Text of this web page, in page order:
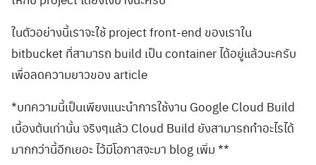
ในตัวอย่างนี้เราจะใช้ project front-end ของเราใน
bitbucket ที่สามารถ build เป็น container ได้อยู่แล้วนะครับ
เพื่อลดความยาวของ article
*บทความนี้เป็นเพียงแนะนำการใช้งาน Google Cloud Build
เบื้องต้นเท่านั้น จริงๆแล้ว Cloud Build ยังสามารถทำอะไรได้
มากกว่านี้อีกเยอะ ไว้มีโอกาสจะมา blog เพิ่ม **